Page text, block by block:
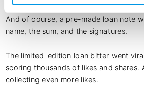
And of course, a pre-made loan note
name, the sum, and the signatures.
The limited-edition loan bitter went
scoring thousands of likes and shares.
collecting even more likes.